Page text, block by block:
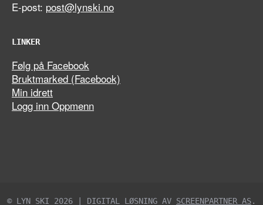
E-post: post@lynski.no
LINKER
Følg på Facebook
Bruktmarked (Facebook)
Min idrett
Logg inn Oppmenn
© LYN SKI 2026 | DIGITAL LØSNING AV SCREENPARTNER AS.